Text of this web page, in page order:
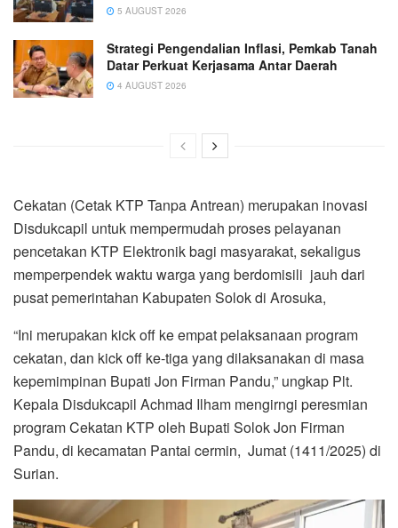
5 AUGUST 2026
Strategi Pengendalian Inflasi, Pemkab Tanah
Datar Perkuat Kerjasama Antar Daerah
4 AUGUST 2026
Cekatan (Cetak KTP Tanpa Antrean) merupakan inovasi
Disdukcapil untuk mempermudah proses pelayanan
pencetakan KTP Elektronik bagi masyarakat, sekaligus
memperpendek waktu warga yang berdomisili jauh dari
pusat pemerintahan Kabupaten Solok di Arosuka,
“Ini merupakan kick off ke empat pelaksanaan program
cekatan, dan kick off ke-tiga yang dilaksanakan di masa
kepemimpinan Bupati Jon Firman Pandu,” ungkap Plt.
Kepala Disdukcapil Achmad Ilham mengirngi peresmian
program Cekatan KTP oleh Bupati Solok Jon Firman
Pandu, di kecamatan Pantai cermin, Jumat (1411/2025) di
Surian.